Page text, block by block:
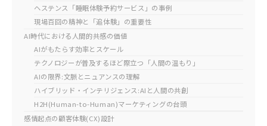
ヘステンス「睡眠体験予約サービス」の事例
現場百回の精神と「追体験」の重要性
AI時代における人間的共感の価値
AIがもたらす効率とスケール
テクノロジーが普及するほど際立つ「人間の温もり」
AIの限界:文脈とニュアンスの理解
ハイブリッド・インテリジェンス:AIと人間の共創
H2H(Human-to-Human)マーケティングの台頭
感情起点の顧客体験(CX)設計